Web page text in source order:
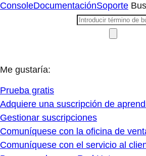
ConsoleDocumentaciónSoporte
Me gustaría:
Prueba gratis
Adquiere una suscripción de
Gestionar suscripciones
Comuníquese con la oficina de
Comuníquese con el servicio al